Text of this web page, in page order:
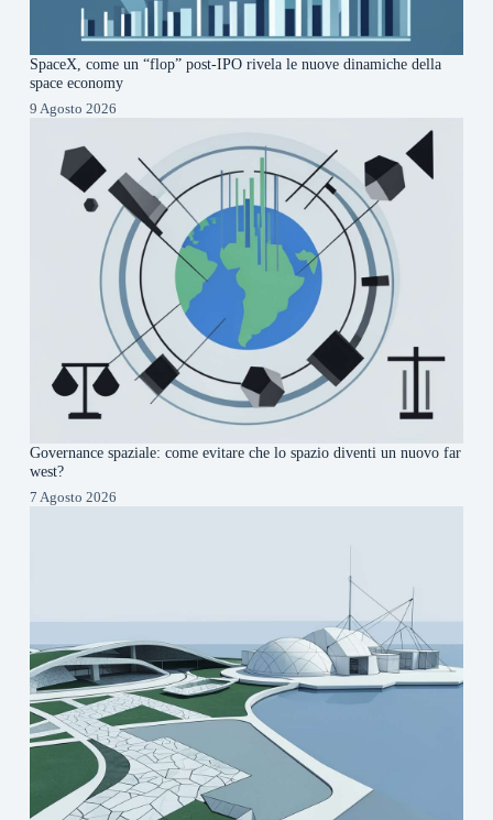
SpaceX, come un “flop” post-IPO rivela le nuove dinamiche della
space economy
9 Agosto 2026
Governance spaziale: come evitare che lo spazio diventi un nuovo far
west?
7 Agosto 2026